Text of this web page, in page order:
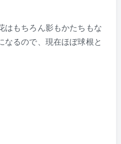
はもちろん影もかたちもな
なるので、現在ほぼ球根と